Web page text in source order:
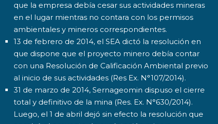
que la empresa debía cesar sus actividades mineras
en el lugar mientras no contara con los permisos
ambientales y mineros correspondientes.
13 de febrero de 2014, el SEA dictó la resolución en
que dispone que el proyecto minero debía contar
con una Resolución de Calificación Ambiental previo
al inicio de sus actividades (Res Ex. N°107/2014).
31 de marzo de 2014, Sernageomin dispuso el cierre
total y definitivo de la mina (Res. Ex. N°630/2014).
Luego, el 1 de abril dejó sin efecto la resolución que